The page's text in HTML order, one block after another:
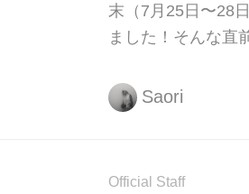
末（7月25日〜28
ました！そんな直
してPontaポイン
ペーンが7月23日
Saori
Official Staff